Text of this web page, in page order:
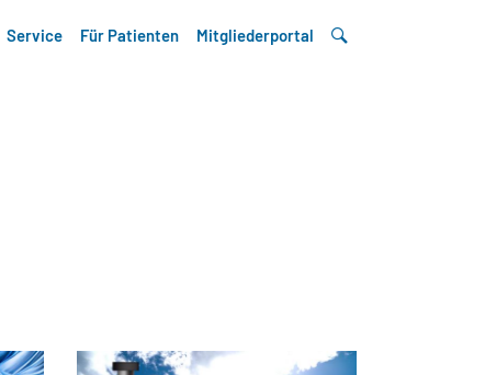
Service Für Patienten Mitgliederportal